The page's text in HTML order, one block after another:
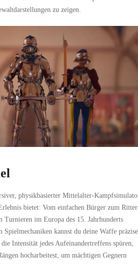
zu zeigen.
physikbasierter Mittelalter-
bietet: Vom einfachen Bürger zum Ritter
Turnieren im Europa des 15. Jahrhunderts
kannst du deine Waffe präzise
Intensität jedes Aufeinandertreffens spüren,
hocharbeitest, um mächtigen Gegnern